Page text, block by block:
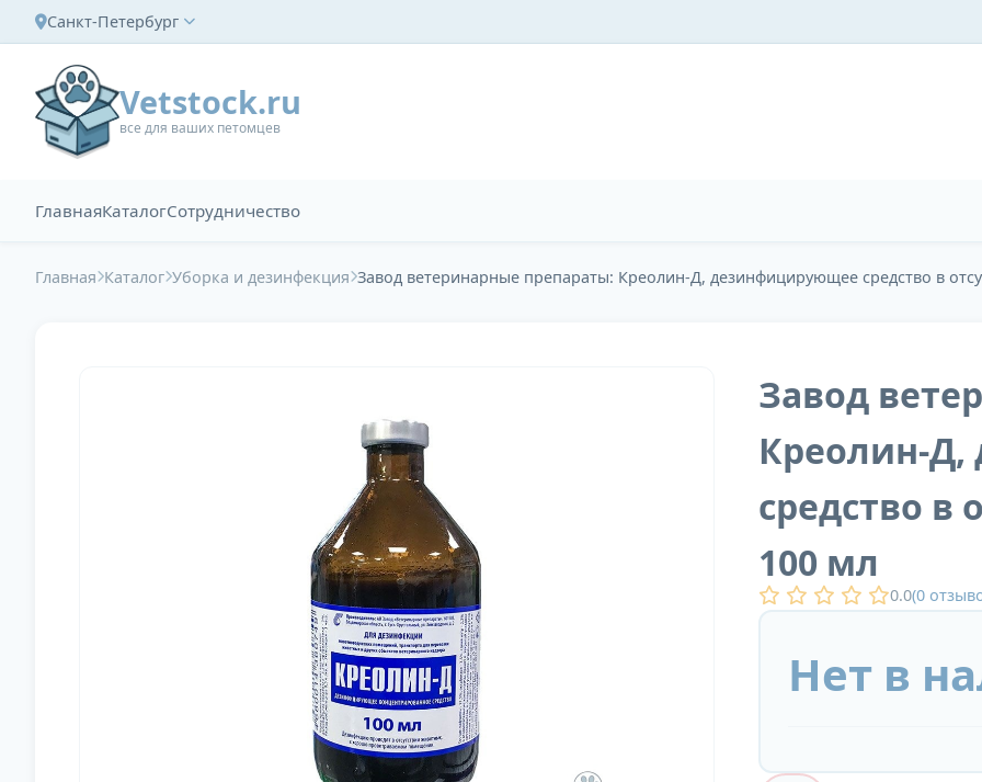
Санкт-Петербург
Vetstock.ru
все для ваших петомцев
ГлавнаяКаталогСотрудничество
Главная Каталог Уборка и дезинфекция Завод ветеринарные препараты: Креолин-Д, дезинфицирующее средство в
Завод
Креолин-
средство в
100 мл
0.0(0
Нет в